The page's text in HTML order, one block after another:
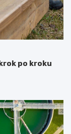
po kroku